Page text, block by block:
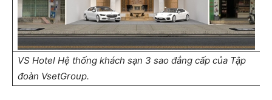
VS Hotel Hệ thống khách sạn 3 sao đẳng cấp của Tập
đoàn VsetGroup.